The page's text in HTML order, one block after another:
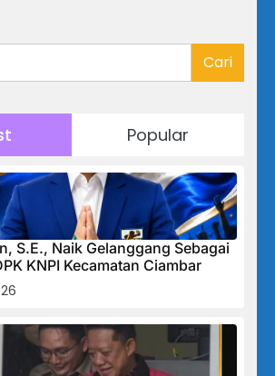
Cari
Popular
S.E., Naik Gelanggang Sebagai
KNPI Kecamatan Ciambar